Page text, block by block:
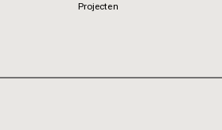
Projecten